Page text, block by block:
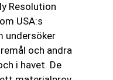
Resolution
USA:s
undersöker
och andra
i havet. De